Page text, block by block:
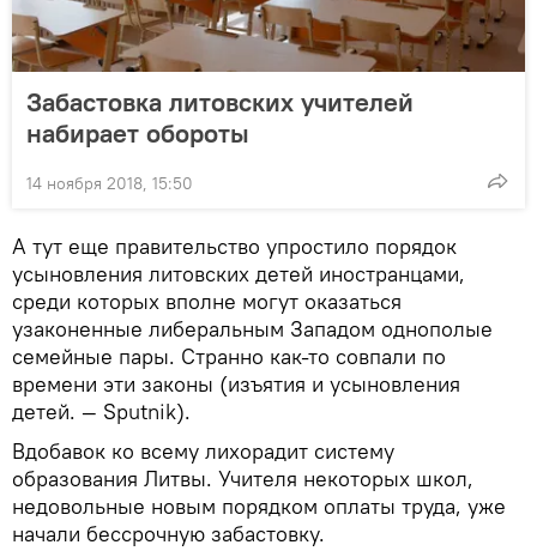
Забастовка литовских учителей
набирает обороты
14 ноября 2018, 15:50
А тут еще правительство упростило порядок
усыновления литовских детей иностранцами,
среди которых вполне могут оказаться
узаконенные либеральным Западом однополые
семейные пары. Странно как-то совпали по
времени эти законы (изъятия и усыновления
детей. — Sputnik).
Вдобавок ко всему лихорадит систему
образования Литвы. Учителя некоторых школ,
недовольные новым порядком оплаты труда, уже
начали бессрочную забастовку.